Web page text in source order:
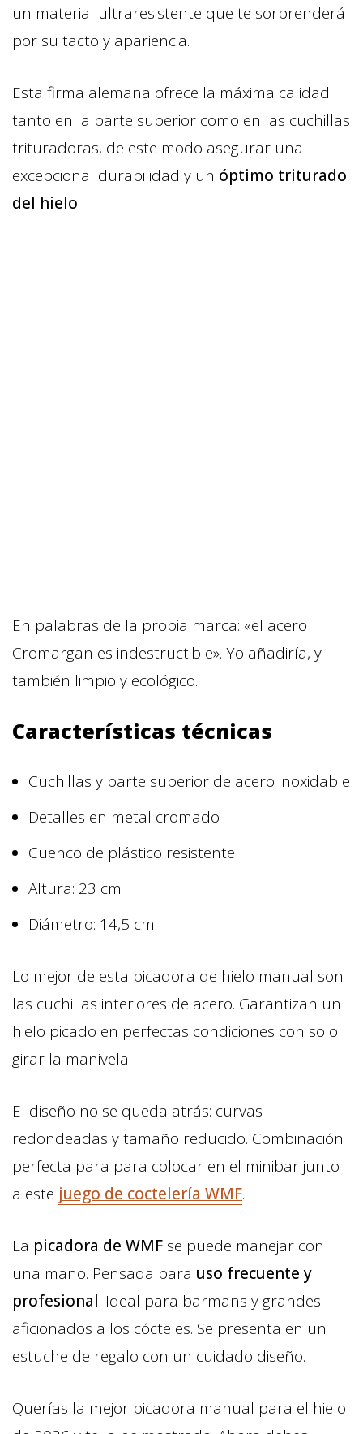
un material ultraresistente que te sorprenderá
por su tacto y apariencia.
Esta firma alemana ofrece la máxima calidad
tanto en la parte superior como en las cuchillas
trituradoras, de este modo asegurar una
excepcional durabilidad y un óptimo triturado
del hielo.
En palabras de la propia marca: «el acero
Cromargan es indestructible». Yo añadiría, y
también limpio y ecológico.
Características técnicas
Cuchillas y parte superior de acero inoxidable
Detalles en metal cromado
Cuenco de plástico resistente
Altura: 23 cm
Diámetro: 14,5 cm
Lo mejor de esta picadora de hielo manual son
las cuchillas interiores de acero. Garantizan un
hielo picado en perfectas condiciones con solo
girar la manivela.
El diseño no se queda atrás: curvas
redondeadas y tamaño reducido. Combinación
perfecta para para colocar en el minibar junto
a este juego de coctelería WMF.
La picadora de WMF se puede manejar con
una mano. Pensada para uso frecuente y
profesional. Ideal para barmans y grandes
aficionados a los cócteles. Se presenta en un
estuche de regalo con un cuidado diseño.
Querías la mejor picadora manual para el hielo